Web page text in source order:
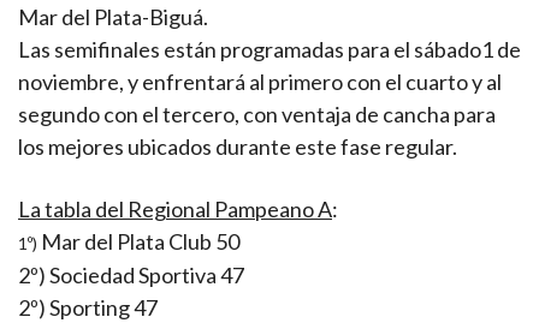
Mar del Plata-Biguá.
Las semifinales están programadas para el sábado1 de
noviembre, y enfrentará al primero con el cuarto y al
segundo con el tercero, con ventaja de cancha para
los mejores ubicados durante este fase regular.
La tabla del Regional Pampeano A:
1º) Mar del Plata Club 50
2º) Sociedad Sportiva 47
2º) Sporting 47